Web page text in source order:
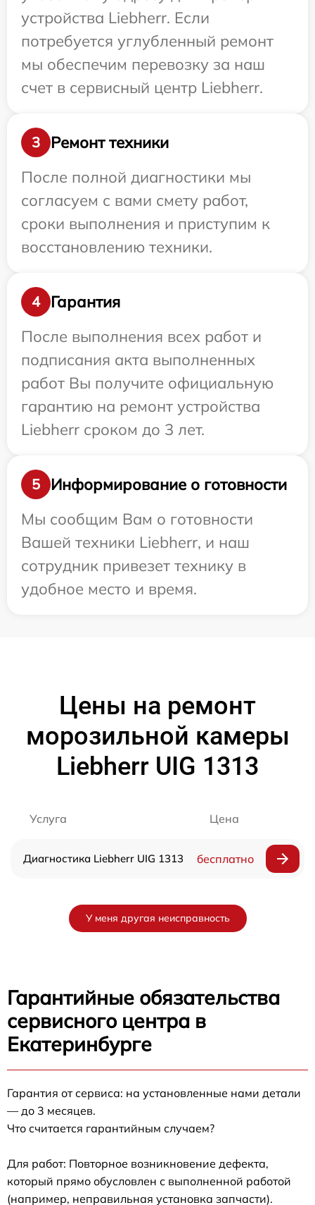
устройства Liebherr. Если
потребуется углубленный ремонт
мы обеспечим перевозку за наш
счет в сервисный центр Liebherr.
3
Ремонт техники
После полной диагностики мы
согласуем с вами смету работ,
сроки выполнения и приступим к
восстановлению техники.
4
Гарантия
После выполнения всех работ и
подписания акта выполненных
работ Вы получите официальную
гарантию на ремонт устройства
Liebherr сроком до 3 лет.
5
Информирование о готовности
Мы сообщим Вам о готовности
Вашей техники Liebherr, и наш
сотрудник привезет технику в
удобное место и время.
Цены на ремонт
морозильной камеры
Liebherr UIG 1313
Услуга Цена
Диагностика Liebherr UIG 1313 бесплатно
У меня другая неисправность
Гарантийные обязательства
сервисного центра в
Екатеринбурге
Гарантия от сервиса: на установленные нами детали
— до 3 месяцев.
Что считается гарантийным случаем?
Для работ: Повторное возникновение дефекта,
который прямо обусловлен с выполненной работой
(например, неправильная установка запчасти).